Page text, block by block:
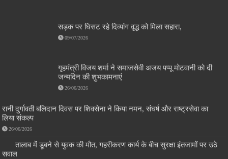
सड़क पर घिसट रहे दिव्यांग वृद्ध को मिला सहारा,
09/07/2026
गृहमंत्री विजय शर्मा ने समाजसेवी अजय पप्पू मोटवानी को दी
जन्मदिन की शुभकामनाएं
26/06/2026
रानी दुर्गावती बलिदान दिवस पर शिवसेना ने किया नमन, संघर्ष और राष्ट्रसेवा का
लिया संकल्प
26/06/2026
तालाब में डूबने से युवक की मौत, गहरीकरण कार्य के बीच सुरक्षा इंतजामों पर उठे
सवाल